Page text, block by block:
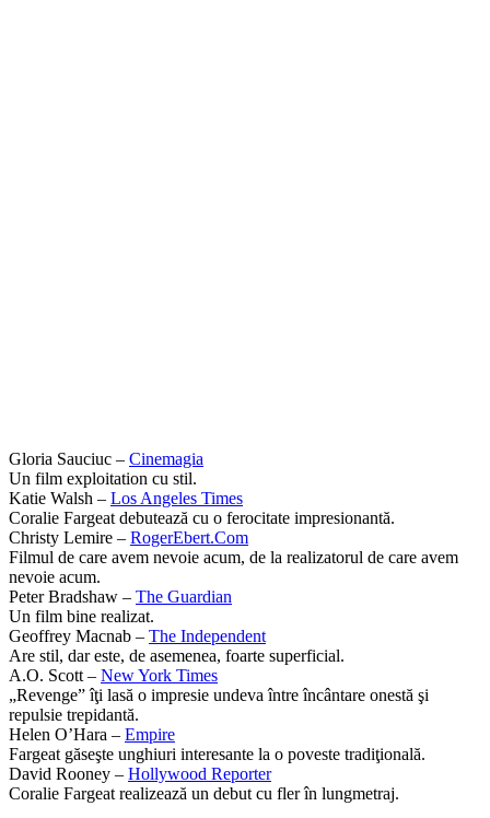
Gloria Sauciuc – Cinemagia
Un film exploitation cu stil.
Katie Walsh – Los Angeles Times
Coralie Fargeat debutează cu o ferocitate impresionantă.
Christy Lemire – RogerEbert.Com
Filmul de care avem nevoie acum, de la realizatorul de care avem
nevoie acum.
Peter Bradshaw – The Guardian
Un film bine realizat.
Geoffrey Macnab – The Independent
Are stil, dar este, de asemenea, foarte superficial.
A.O. Scott – New York Times
„Revenge” îţi lasă o impresie undeva între încântare onestă şi
repulsie trepidantă.
Helen O’Hara – Empire
Fargeat găseşte unghiuri interesante la o poveste tradiţională.
David Rooney – Hollywood Reporter
Coralie Fargeat realizează un debut cu fler în lungmetraj.